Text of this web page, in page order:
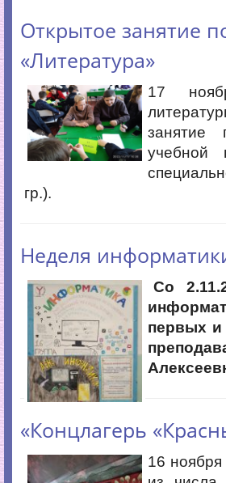
Открытое занятие
«Литература»
17
занятие
учебной
гр.).
Неделя
Со
первых и
«Концлагерь
16